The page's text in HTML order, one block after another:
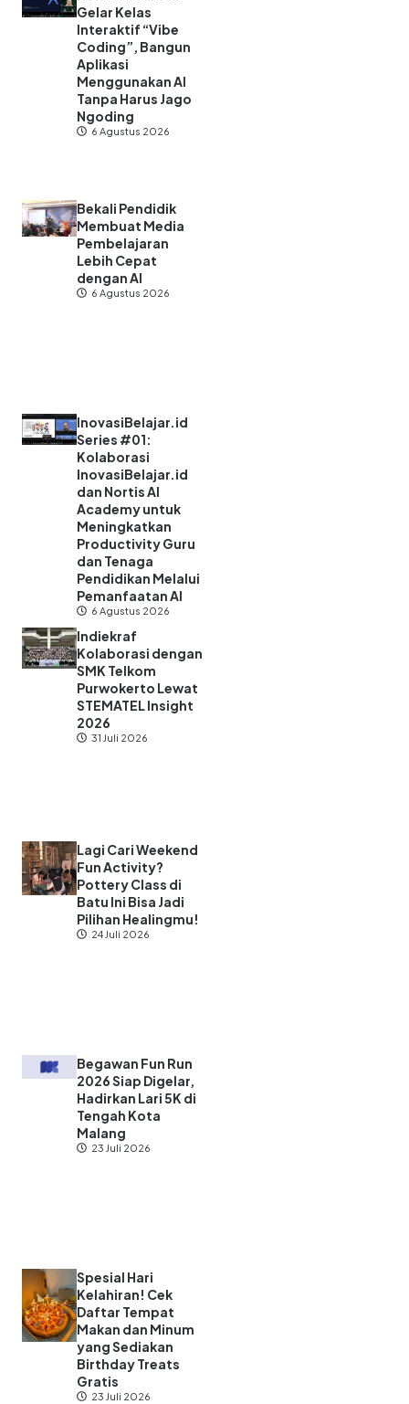
Gelar Kelas
Interaktif “Vibe
Coding”, Bangun
Aplikasi
Menggunakan AI
Tanpa Harus Jago
Ngoding
6 Agustus 2026
Bekali Pendidik
Membuat Media
Pembelajaran
Lebih Cepat
dengan AI
6 Agustus 2026
InovasiBelajar.id
Series #01:
Kolaborasi
InovasiBelajar.id
dan Nortis AI
Academy untuk
Meningkatkan
Productivity Guru
dan Tenaga
Pendidikan Melalui
Pemanfaatan AI
6 Agustus 2026
Indiekraf
Kolaborasi dengan
SMK Telkom
Purwokerto Lewat
STEMATEL Insight
2026
31 Juli 2026
Lagi Cari Weekend
Fun Activity?
Pottery Class di
Batu Ini Bisa Jadi
Pilihan Healingmu!
24 Juli 2026
Begawan Fun Run
2026 Siap Digelar,
Hadirkan Lari 5K di
Tengah Kota
Malang
23 Juli 2026
Spesial Hari
Kelahiran! Cek
Daftar Tempat
Makan dan Minum
yang Sediakan
Birthday Treats
Gratis
23 Juli 2026